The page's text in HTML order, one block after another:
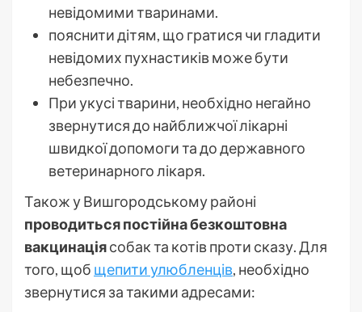
невідомими тваринами.
пояснити дітям, що гратися чи гладити
невідомих пухнастиків може бути
небезпечно.
При укусі тварини, необхідно негайно
звернутися до найближчої лікарні
швидкої допомоги та до державного
ветеринарного лікаря.
Також у Вишгородському районі
проводиться постійна безкоштовна
вакцинаціясобак та котів проти сказу. Для
того, щоб щепити улюбленців, необхідно
звернутися за такими адресами: